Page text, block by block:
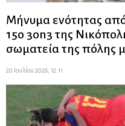
Μήνυμα ενότητας
15ο 3on3 της
σωματεία της πόλης
20 Ιουλίου 2026, 12:11